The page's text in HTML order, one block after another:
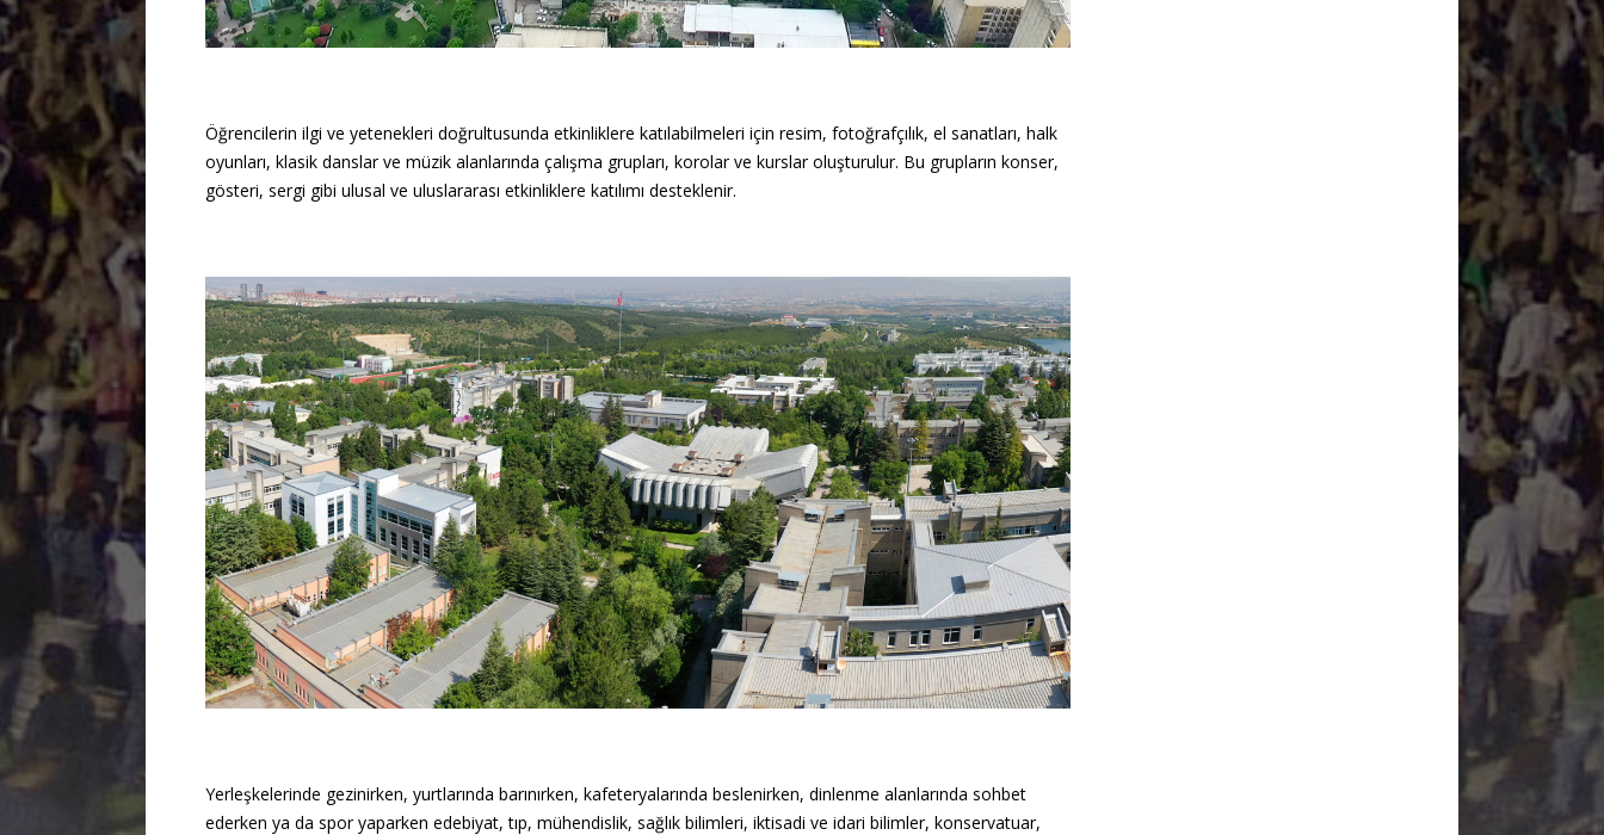
Öğrencilerin ilgi ve yetenekleri doğrultusunda etkinliklere katılabilmeleri için resim, fotoğrafçılık, el sanatları, halk
oyunları, klasik danslar ve müzik alanlarında çalışma grupları, korolar ve kurslar oluşturulur. Bu grupların konser,
gösteri, sergi gibi ulusal ve uluslararası etkinliklere katılımı desteklenir.
Yerleşkelerinde gezinirken, yurtlarında barınırken, kafeteryalarında beslenirken, dinlenme alanlarında sohbet
ederken ya da spor yaparken edebiyat, tıp, mühendislik, sağlık bilimleri, iktisadi ve idari bilimler, konservatuar,